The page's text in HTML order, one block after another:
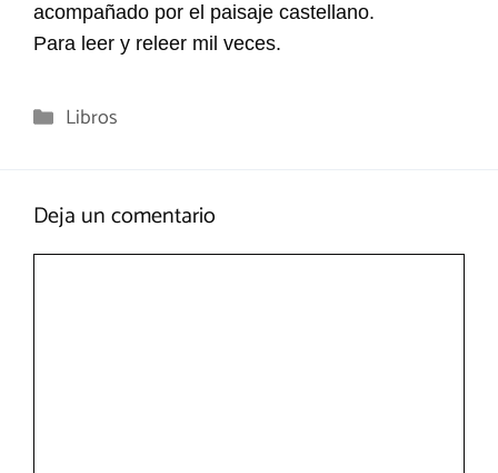
acompañado por el paisaje castellano.
Para leer y releer mil veces.
Categorías
Libros
Deja un comentario